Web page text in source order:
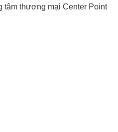
tâm thương mại Center Point